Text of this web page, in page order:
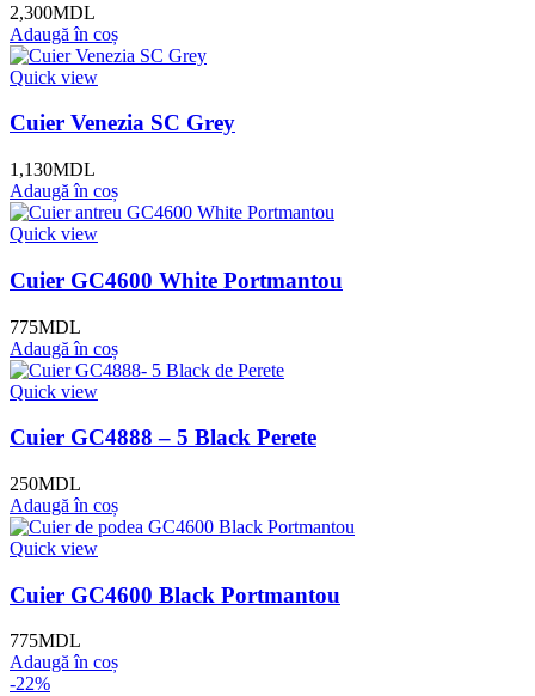
2,300MDL
Adaugă în coș
Quick view
Cuier Venezia SC Grey
1,130MDL
Adaugă în coș
Quick view
Cuier GC4600 White Portmantou
775MDL
Adaugă în coș
Quick view
Cuier GC4888 – 5 Black Perete
250MDL
Adaugă în coș
Quick view
Cuier GC4600 Black Portmantou
775MDL
Adaugă în coș
-22%